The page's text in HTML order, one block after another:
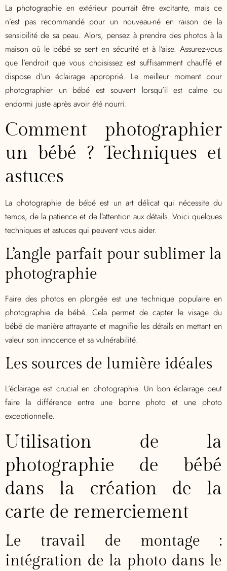
La photographie en extérieur pourrait être excitante, mais ce
n’est pas recommandé pour un nouveau-né en raison de la
sensibilité de sa peau. Alors, pensez à prendre des photos à la
maison où le bébé se sent en sécurité et à l’aise. Assurez-vous
que l’endroit que vous choisissez est suffisamment chauffé et
dispose d’un éclairage approprié. Le meilleur moment pour
photographier un bébé est souvent lorsqu’il est calme ou
endormi juste après avoir été nourri.
Comment photographier
un bébé ? Techniques et
astuces
La photographie de bébé est un art délicat qui nécessite du
temps, de la patience et de l’attention aux détails. Voici quelques
techniques et astuces qui peuvent vous aider.
L’angle parfait pour sublimer la
photographie
Faire des photos en plongée est une technique populaire en
photographie de bébé. Cela permet de capter le visage du
bébé de manière attrayante et magnifie les détails en mettant en
valeur son innocence et sa vulnérabilité.
Les sources de lumière idéales
L’éclairage est crucial en photographie. Un bon éclairage peut
faire la différence entre une bonne photo et une photo
exceptionnelle.
Utilisation de la
photographie de bébé
dans la création de la
carte de remerciement
Le travail de montage :
intégration de la photo dans le